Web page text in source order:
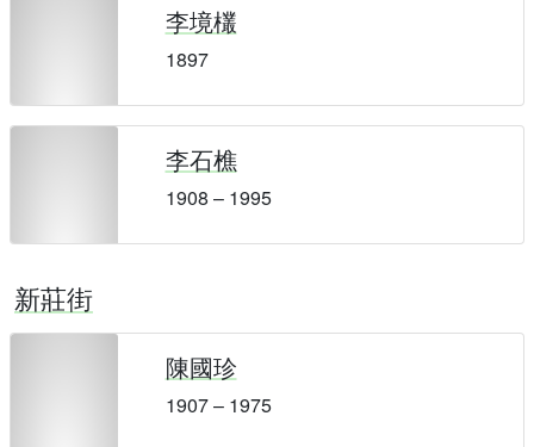
李境欉
1897
李石樵
1908 – 1995
新莊街
陳國珍
1907 – 1975